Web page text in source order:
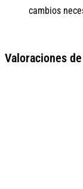
cambios
Valoraciones